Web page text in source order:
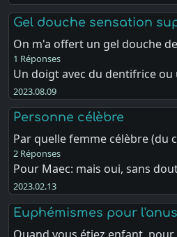
Gel douche sensation
On m'a offert un gel douche
1 Réponses
Un doigt avec du dentifrice ou
2023.08.09
Personne célèbre
Par quelle femme célèbre (du
2 Réponses
Pour Maec: mais oui, sans
2023.02.13
Euphémismes pour l'anus